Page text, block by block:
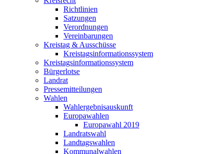
Richtlinien
Satzungen
Verordnungen
Vereinbarungen
Kreistag & Ausschüsse
Kreistagsinformationssystem
Kreistagsinformationssystem
Bürgerlotse
Landrat
Pressemitteilungen
Wahlen
Wahlergebnisauskunft
Europawahlen
Europawahl 2019
Landratswahl
Landtagswahlen
Kommunalwahlen